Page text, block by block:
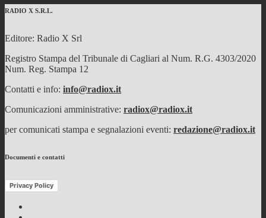
RADIO X S.R.L.
Editore: Radio X Srl
Registro Stampa del Tribunale di Cagliari al Num. R.G. 4303/2020
Num. Reg. Stampa 12
Contatti e info: info@radiox.it
Comunicazioni amministrative: radiox@radiox.it
per comunicati stampa e segnalazioni eventi: redazione@radiox.it
Documenti e contatti
Privacy Policy